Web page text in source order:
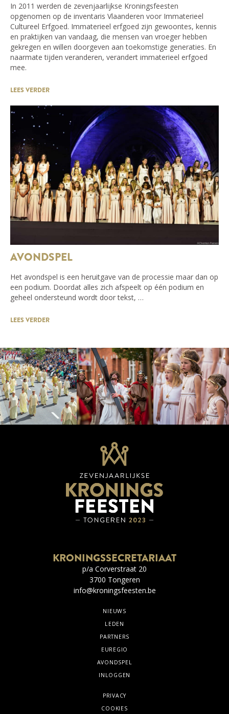
In 2011 werden de zevenjaarlijkse Kroningsfeesten
opgenomen op de inventaris Vlaanderen voor Immaterieel
Cultureel Erfgoed. Immaterieel erfgoed zijn gewoontes, kennis
en praktijken van vandaag, die mensen van vroeger hebben
gekregen en willen doorgeven aan toekomstige generaties. En
naarmate tijden veranderen, verandert immaterieel erfgoed
mee.
LEES VERDER
AVONDSPEL
Het avondspel is een heruitgave van de processie maar dan op
een podium. Doordat alles zich afspeelt op één podium en
geheel ondersteund wordt door tekst, …
LEES VERDER
KRONINGSSECRETARIAAT
p/a Corverstraat 20
3700 Tongeren
info@kroningsfeesten.be
NIEUWS
LEDEN
PARTNERS
EUREGIO
AVONDSPEL
INLOGGEN
PRIVACY
COOKIES